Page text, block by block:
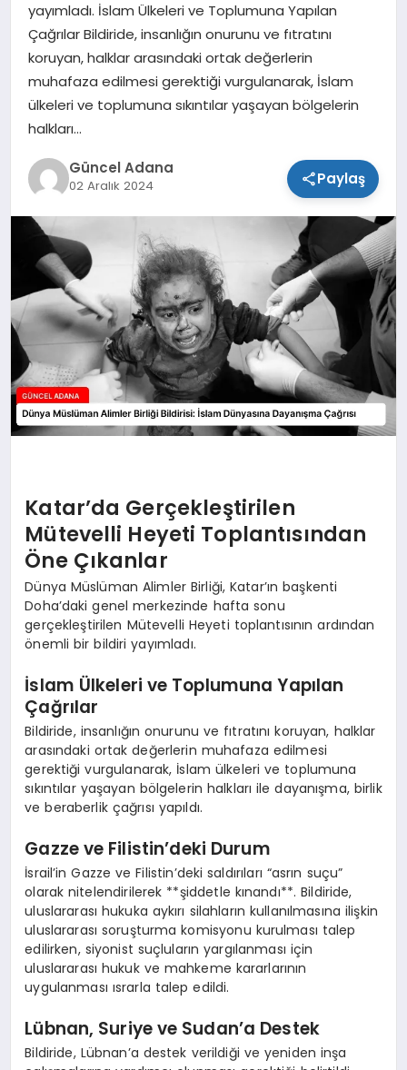
yayımladı. İslam Ülkeleri ve Toplumuna Yapılan
Çağrılar Bildiride, insanlığın onurunu ve fıtratını
koruyan, halklar arasındaki ortak değerlerin
muhafaza edilmesi gerektiği vurgulanarak, İslam
ülkeleri ve toplumuna sıkıntılar yaşayan bölgelerin
halkları…
Güncel Adana
02 Aralık 2024 Paylaş
Katar’da Gerçekleştirilen
Mütevelli Heyeti Toplantısından
Öne Çıkanlar
Dünya Müslüman Alimler Birliği, Katar’ın başkenti
Doha’daki genel merkezinde hafta sonu
gerçekleştirilen Mütevelli Heyeti toplantısının ardından
önemli bir bildiri yayımladı.
İslam Ülkeleri ve Toplumuna Yapılan
Çağrılar
Bildiride, insanlığın onurunu ve fıtratını koruyan, halklar
arasındaki ortak değerlerin muhafaza edilmesi
gerektiği vurgulanarak, İslam ülkeleri ve toplumuna
sıkıntılar yaşayan bölgelerin halkları ile dayanışma, birlik
ve beraberlik çağrısı yapıldı.
Gazze ve Filistin’deki Durum
İsrail’in Gazze ve Filistin’deki saldırıları “asrın suçu”
olarak nitelendirilerek **şiddetle kınandı**. Bildiride,
uluslararası hukuka aykırı silahların kullanılmasına ilişkin
uluslararası soruşturma komisyonu kurulması talep
edilirken, siyonist suçluların yargılanması için
uluslararası hukuk ve mahkeme kararlarının
uygulanması ısrarla talep edildi.
Lübnan, Suriye ve Sudan’a Destek
Bildiride, Lübnan’a destek verildiği ve yeniden inşa